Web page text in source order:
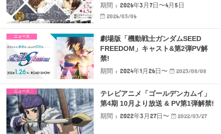
期間 : 2026年3月7日〜4月5日
2026/03/06
ニュース
劇場版「機動戦士ガンダムSEED
FREEDOM」キャスト&第2弾PV解
禁!
期間 : 2024年1月26日〜
2023/08/08
ニュース
テレビアニメ「ゴールデンカムイ」
第4期 10月より放送 & PV第1弾解禁!
期間 : 2022年3月27日〜
2022/03/27